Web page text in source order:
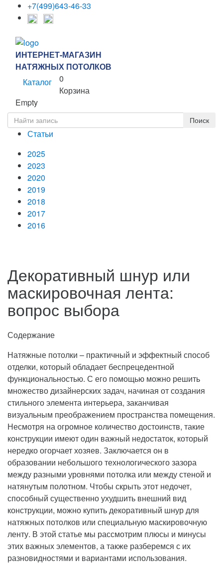
+7(499)643-46-33
ИНТЕРНЕТ-МАГАЗИН
НАТЯЖНЫХ ПОТОЛКОВ
Каталог
0
Корзина
Empty
Статьи
2025
2023
2020
2019
2018
2017
2016
Декоративный шнур или
маскировочная лента:
вопрос выбора
Содержание
Натяжные потолки – практичный и эффектный способ
отделки, который обладает беспрецедентной
функциональностью. С его помощью можно решить
множество дизайнерских задач, начиная от создания
стильного элемента интерьера, заканчивая
визуальным преображением пространства помещения.
Несмотря на огромное количество достоинств, такие
конструкции имеют один важный недостаток, который
нередко огорчает хозяев. Заключается он в
образовании небольшого технологического зазора
между разными уровнями потолка или между стеной и
натянутым полотном. Чтобы скрыть этот недочет,
способный существенно ухудшить внешний вид
конструкции, можно купить декоративный шнур для
натяжных потолков или специальную маскировочную
ленту. В этой статье мы рассмотрим плюсы и минусы
этих важных элементов, а также разберемся с их
разновидностями и вариантами использования.